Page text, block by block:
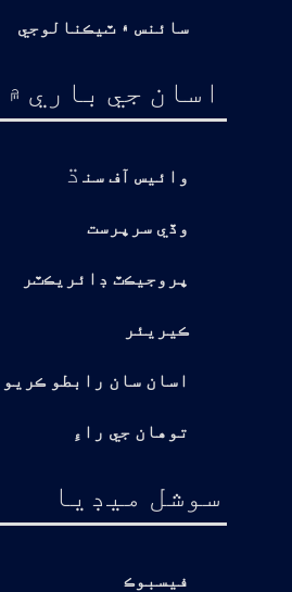
سائنس ۽ ٽيڪنالوجي
اسان جي باري ۾
وائيس آف سن ڌ
وڏي سرپرست
پروجيڪٽ ڊائريڪٽر
ڪيريئر
اسان سان رابطو ڪريو
توهان جي راءِ
سوشل ميڊيا
فيسبوڪ